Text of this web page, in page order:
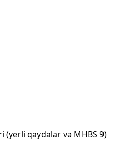
qaydalar və MHBS 9)